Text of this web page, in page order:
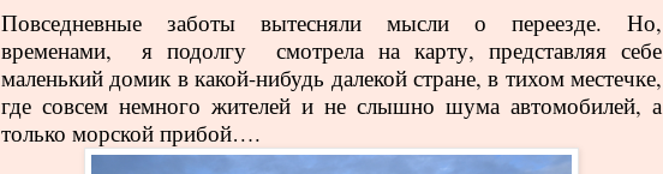
Повседневные заботы вытесняли мысли о переезде. Но,
временами,
я подолгу
смотрела на карту, представляя себе
маленький домик в какой-нибудь далекой стране, в тихом местечке,
где совсем немного жителей и не слышно шума автомобилей, а
только морской прибой….